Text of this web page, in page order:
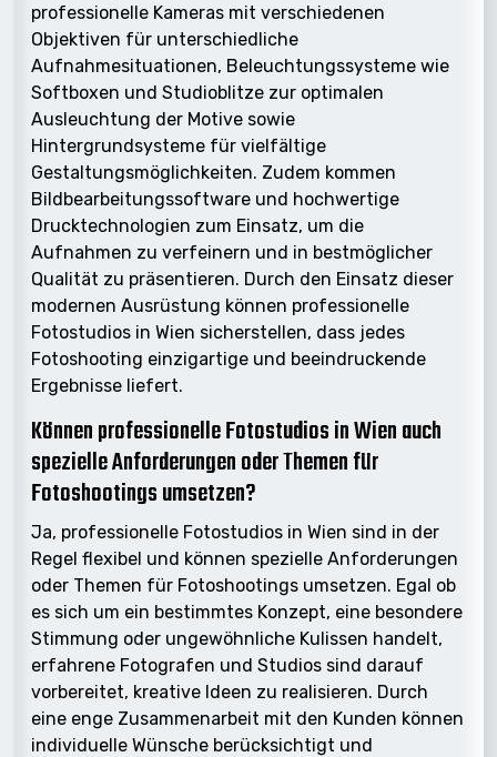
professionelle Kameras mit verschiedenen
Objektiven für unterschiedliche
Aufnahmesituationen, Beleuchtungssysteme wie
Softboxen und Studioblitze zur optimalen
Ausleuchtung der Motive sowie
Hintergrundsysteme für vielfältige
Gestaltungsmöglichkeiten. Zudem kommen
Bildbearbeitungssoftware und hochwertige
Drucktechnologien zum Einsatz, um die
Aufnahmen zu verfeinern und in bestmöglicher
Qualität zu präsentieren. Durch den Einsatz dieser
modernen Ausrüstung können professionelle
Fotostudios in Wien sicherstellen, dass jedes
Fotoshooting einzigartige und beeindruckende
Ergebnisse liefert.
Können professionelle Fotostudios in Wien auch
spezielle Anforderungen oder Themen für
Fotoshootings umsetzen?
Ja, professionelle Fotostudios in Wien sind in der
Regel flexibel und können spezielle Anforderungen
oder Themen für Fotoshootings umsetzen. Egal ob
es sich um ein bestimmtes Konzept, eine besondere
Stimmung oder ungewöhnliche Kulissen handelt,
erfahrene Fotografen und Studios sind darauf
vorbereitet, kreative Ideen zu realisieren. Durch
eine enge Zusammenarbeit mit den Kunden können
individuelle Wünsche berücksichtigt und